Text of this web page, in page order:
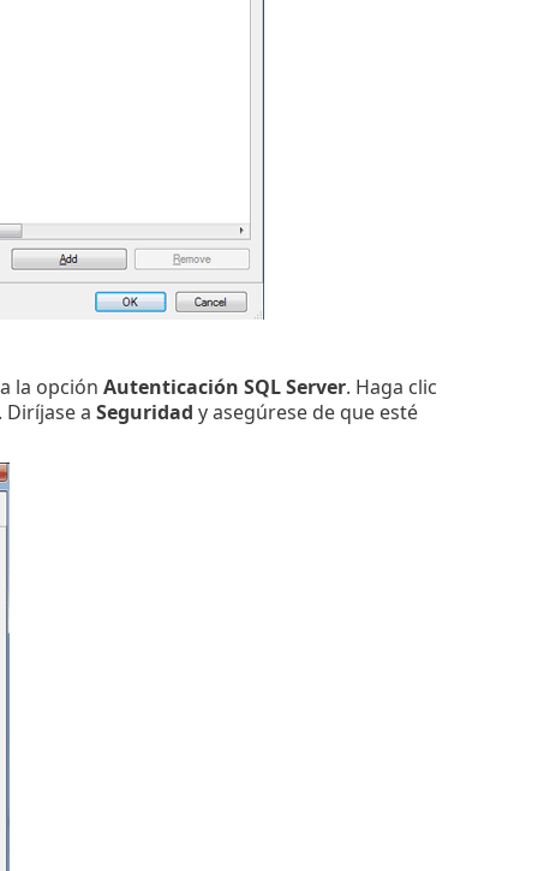
la opción Autenticación SQL Server. Haga clic
Diríjase a Seguridad y asegúrese de que esté